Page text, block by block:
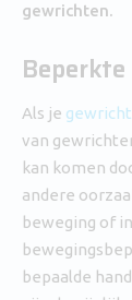
gewrichten.
Als je
van
kan komen
andere
beweging of
bepaalde